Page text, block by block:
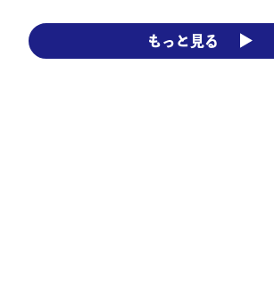
もっと見る